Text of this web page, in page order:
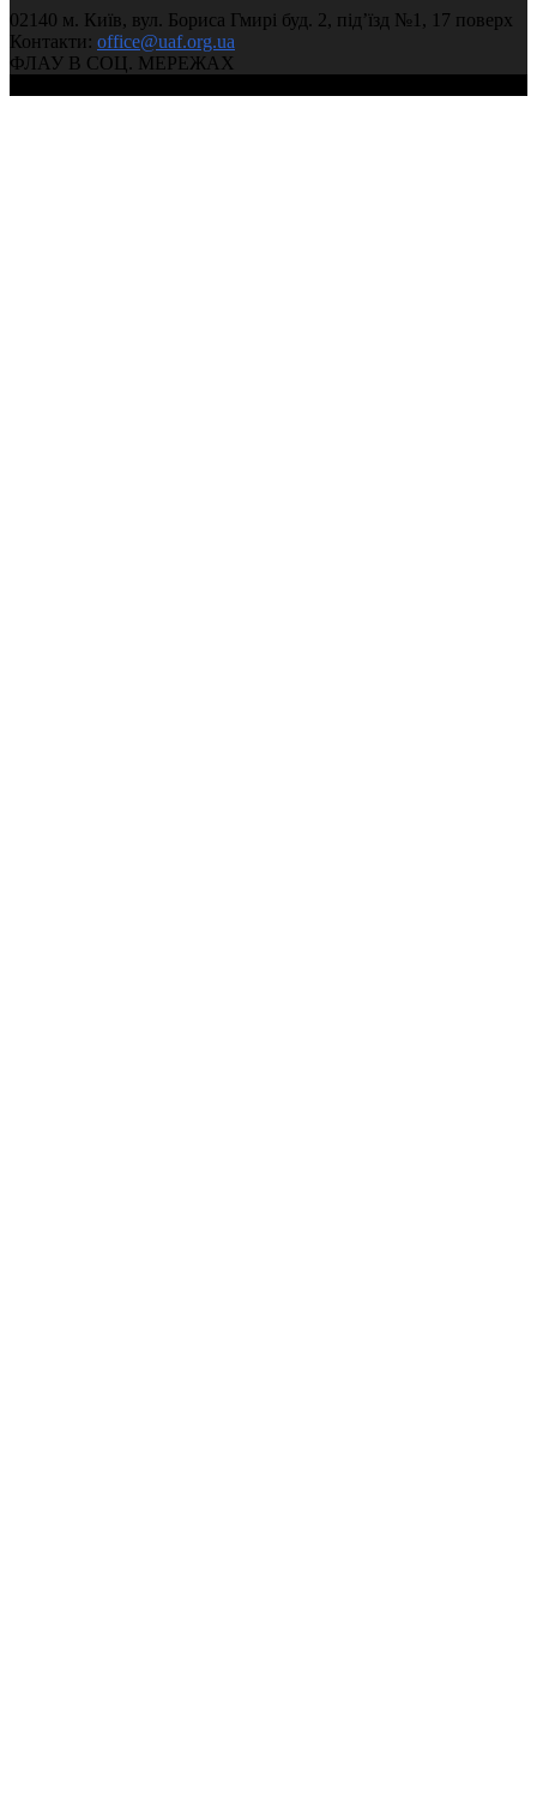
02140 м. Київ, вул. Бориса Гмирі буд. 2, під’їзд №1, 17 поверх
Контакти: office@uaf.org.ua
ФЛАУ В СОЦ. МЕРЕЖАХ